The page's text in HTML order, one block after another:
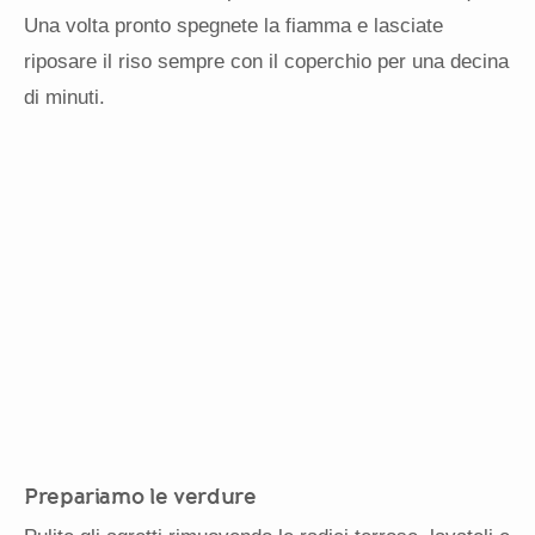
Una volta pronto spegnete la fiamma e lasciate
riposare il riso sempre con il coperchio per una decina
di minuti.
Prepariamo le verdure